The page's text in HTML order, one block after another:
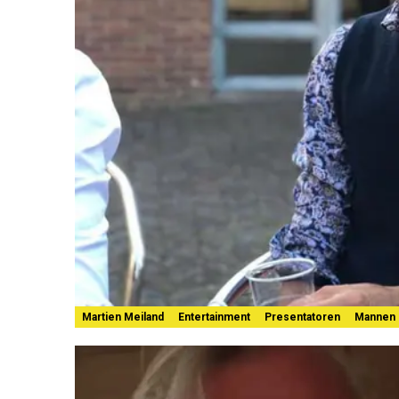
Martien Meiland Entertainment Presentatoren Mannen